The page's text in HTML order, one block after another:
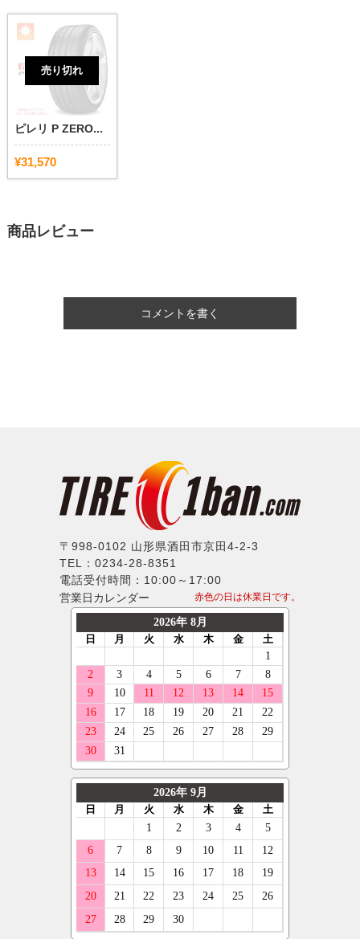
売り切れ
ピレリ P ZERO...
¥31,570
商品レビュー
コメントを書く
〒998-0102 山形県酒田市京田4-2-3
TEL：0234-28-8351
電話受付時間：10:00～17:00
営業日カレンダー
赤色の日は休業日です。